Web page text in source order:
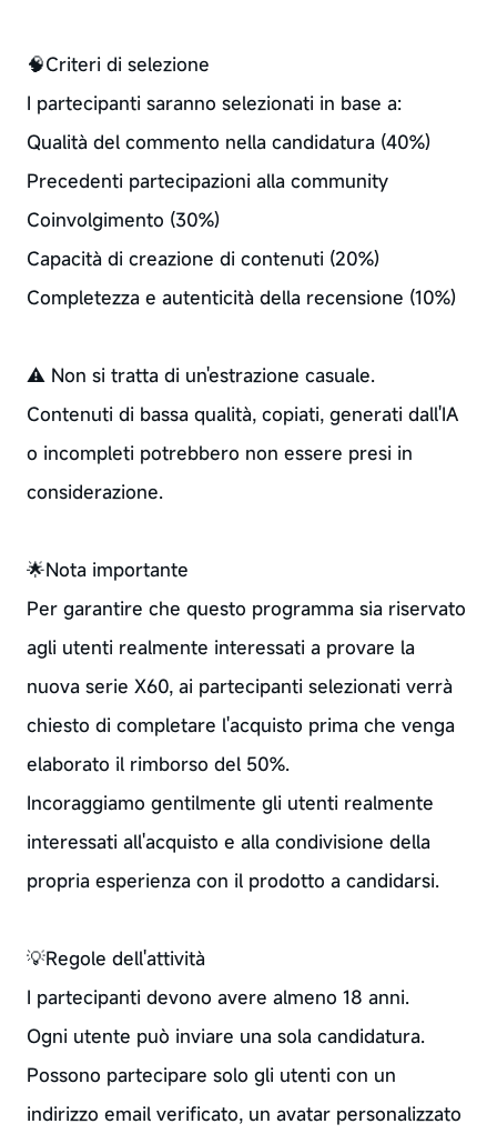
🧠Criteri di selezione
I partecipanti saranno selezionati in base a:
Qualità del commento nella candidatura (40%)
Precedenti partecipazioni alla community
Coinvolgimento (30%)
Capacità di creazione di contenuti (20%)
Completezza e autenticità della recensione (10%)
⚠️ Non si tratta di un'estrazione casuale.
Contenuti di bassa qualità, copiati, generati dall'IA
o incompleti potrebbero non essere presi in
considerazione.
🌟Nota importante
Per garantire che questo programma sia riservato
agli utenti realmente interessati a provare la
nuova serie X60, ai partecipanti selezionati verrà
chiesto di completare l'acquisto prima che venga
elaborato il rimborso del 50%.
Incoraggiamo gentilmente gli utenti realmente
interessati all'acquisto e alla condivisione della
propria esperienza con il prodotto a candidarsi.
💡Regole dell'attività
I partecipanti devono avere almeno 18 anni.
Ogni utente può inviare una sola candidatura.
Possono partecipare solo gli utenti con un
indirizzo email verificato, un avatar personalizzato